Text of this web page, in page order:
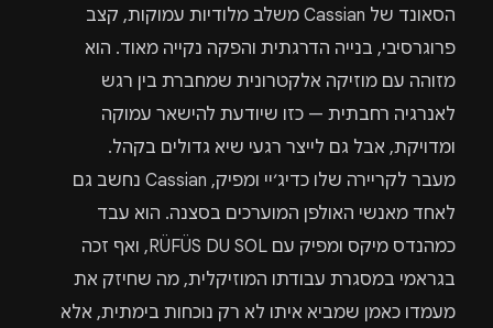
הסאונד של Cassian משלב מלודיות עמוקות, קצב
פרוגרסיבי, בנייה הדרגתית והפקה נקייה מאוד. הוא
מזוהה עם מוזיקה אלקטרונית שמחברת בין רגש
לאנרגיה רחבתית — כזו שיודעת להישאר עמוקה
ומדויקת, אבל גם לייצר רגעי שיא גדולים בקהל.
מעבר לקריירה שלו כדיג׳יי ומפיק, Cassian נחשב גם
לאחד מאנשי האולפן המוערכים בסצנה. הוא עבד
כמהנדס מיקס ומפיק עם RÜFÜS DU SOL, ואף זכה
בגראמי במסגרת עבודתו המוזיקלית, מה שחיזק את
מעמדו כאמן שמביא איתו לא רק נוכחות בימתית, אלא